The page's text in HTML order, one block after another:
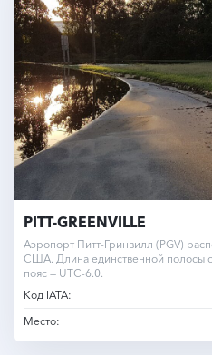
PITT-GREENVILLE
Аэропорт Питт-Гринвилл (PGV)
США. Длина единственной полосы
пояс — UTC-6.0.
Код IATA:
Место: